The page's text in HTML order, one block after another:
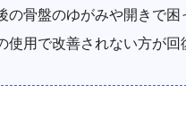
の骨盤のゆがみや開きで
使用で改善されない方が回